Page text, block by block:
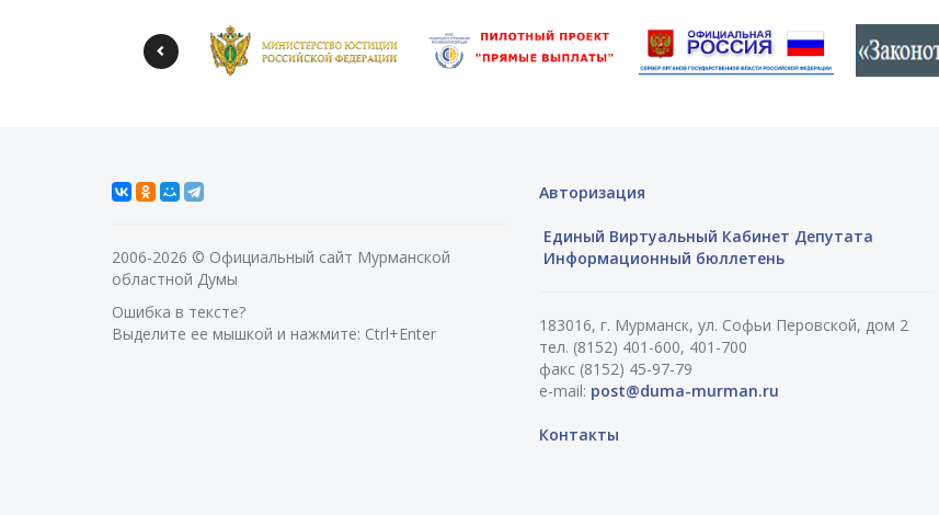
2006-2026 © Официальный сайт Мурманской
областной Думы
Ошибка в тексте?
Выделите ее мышкой и нажмите: Ctrl+Enter
Авторизация
Единый Виртуальный Кабинет Депутата
Информационный бюллетень
183016, г. Мурманск, ул. Софьи Перовской, дом 2
тел. (8152) 401-600, 401-700
факс (8152) 45-97-79
e-mail: post@duma-murman.ru
Контакты